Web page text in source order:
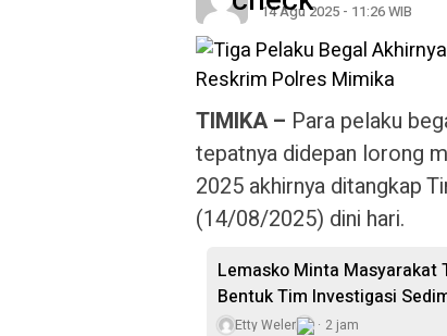
14 Agu 2025 - 11:26 WIB
TIMIKA – Para pelaku
tepatnya didepan lorong
2025 akhirnya ditangkap
(14/08/2025) dini hari.
Lemasko Minta Masyarakat
Bentuk Tim Investigasi
Etty Weler 2 jam